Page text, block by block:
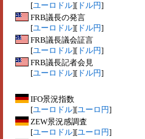
[ユーロドル][ ドル円]
FRB議長の発言
[ユーロドル][ ドル円]
FRB議長議会証言
[ユーロドル][ ドル円]
FRB議長記者会見
[ユーロドル][ ドル円]
IFO景況指数
[ユーロドル][ユーロ円]
ZEW景況感調査
[ユーロドル][ユーロ円]